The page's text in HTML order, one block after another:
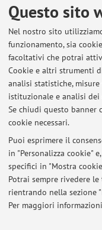
Questo sito
Nel nostro sito
funzionamento, sia
facoltativi che potrai
Cookie e altri strumenti
analisi statistiche,
istituzionale e analisi
Se chiudi questo banner
cookie necessari.
Puoi esprimere il
in "Personalizza cookie"
specifici in "Mostra
Potrai sempre rivedere
rientrando nella sezione
Per maggiori informazioni
E-mail:
Tel:
+39 051
Dipartimento di
Via Massarenti 9,
Al